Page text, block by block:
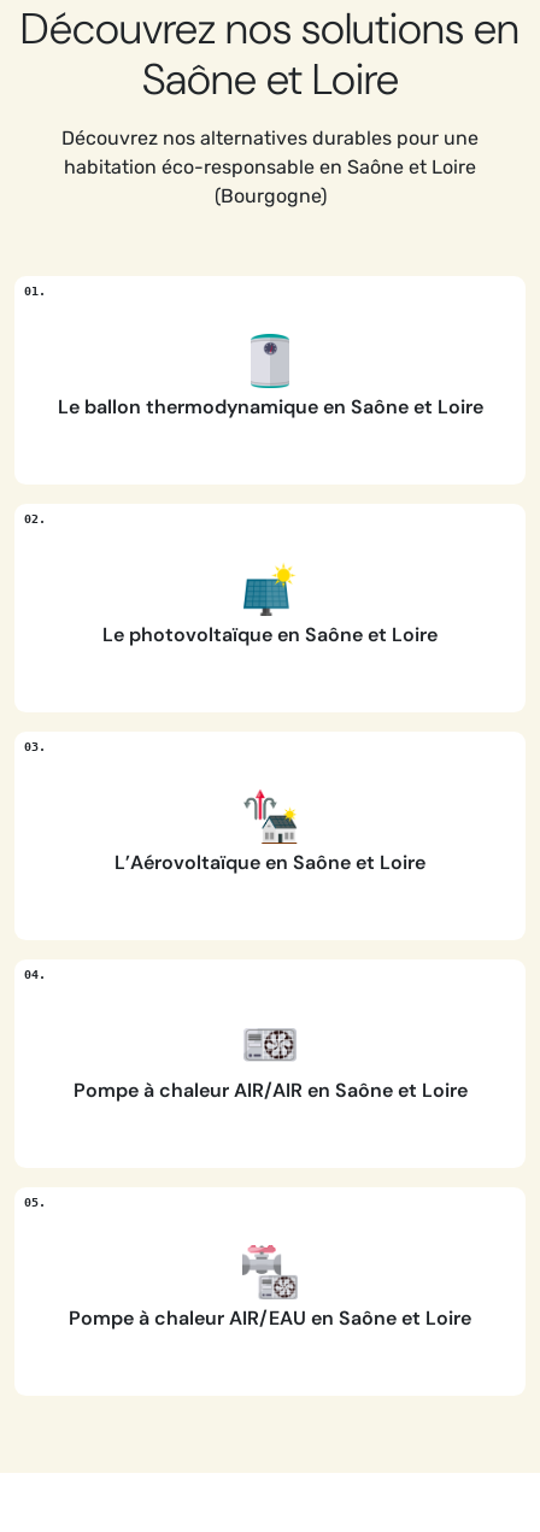
Découvrez nos solutions en
Saône et Loire
Découvrez nos alternatives durables pour une
habitation éco-responsable en Saône et Loire
(Bourgogne)
Le ballon thermodynamique en Saône et Loire
Le photovoltaïque en Saône et Loire
L’Aérovoltaïque en Saône et Loire
Pompe à chaleur AIR/AIR en Saône et Loire
Pompe à chaleur AIR/EAU en Saône et Loire